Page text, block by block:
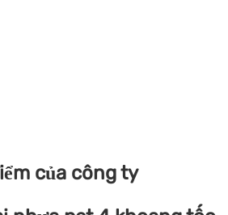
của công ty